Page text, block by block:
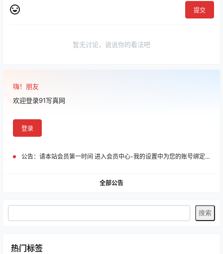
提交
暂无讨论，说说你的看法吧
嗨！朋友
欢迎登录91写真网
登录
公告： 请本站会员第一时间 进入会员中心-我的设置中为您的账号绑定邮箱!
全部公告
热门标签